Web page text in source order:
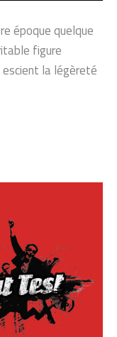
époque quelque
figure
la légèreté